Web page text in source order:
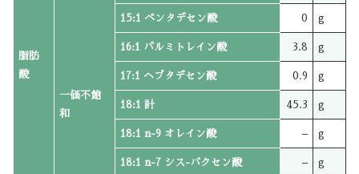
脂肪
酸
一価不飽
和
15:1 ペンタデセン酸 0 g
16:1 パルミトレイン酸 3.8 g
17:1 ヘプタデセン酸 0.9 g
18:1 計 45.3 g
18:1 n-9 オレイン酸 – g
18:1 n-7 シス-バクセン酸 – g